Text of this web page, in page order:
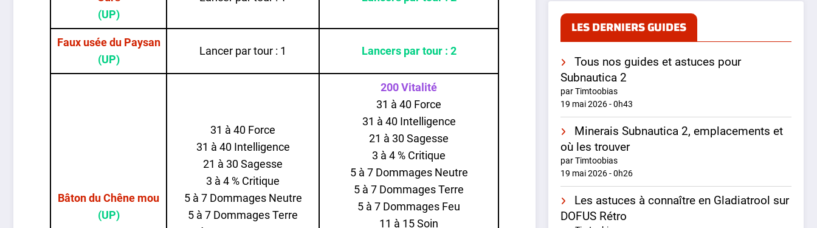
(UP)
Faux usée du Paysan
(UP)
Lancer par tour : 1 Lancers par tour : 2
Bâton du Chêne mou
(UP)
31 à 40 Force
31 à 40 Intelligence
21 à 30 Sagesse
3 à 4 % Critique
5 à 7 Dommages Neutre
5 à 7 Dommages Terre
200 Vitalité
31 à 40 Force
31 à 40 Intelligence
21 à 30 Sagesse
3 à 4 % Critique
5 à 7 Dommages Neutre
5 à 7 Dommages Terre
5 à 7 Dommages Feu
11 à 15 Soin
LES DERNIERS GUIDES
Tous nos guides et astuces pour
Subnautica 2
par Timtoobias
19 mai 2026 - 0h43
Minerais Subnautica 2, emplacements et
où les trouver
par Timtoobias
19 mai 2026 - 0h26
Les astuces à connaître en Gladiatrool sur
DOFUS Rétro